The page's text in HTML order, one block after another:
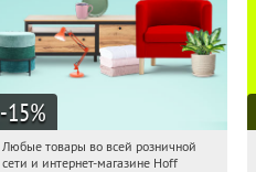
-15%
02:36:04 Получили:
Любые товары во всей розничной
сети и интернет-магазине Hoff